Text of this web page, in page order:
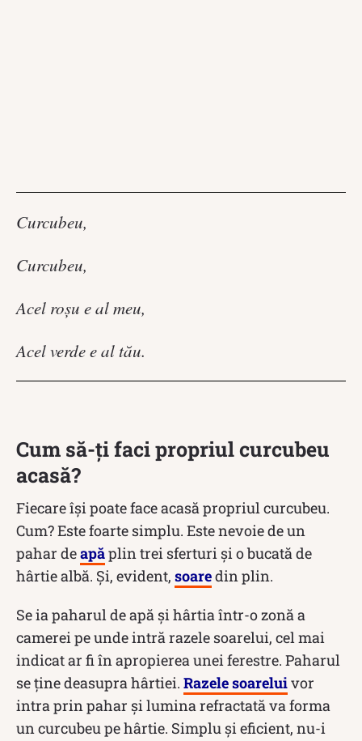
Curcubeu,
Curcubeu,
Acel roşu e al meu,
Acel verde e al tău.
Cum să-ți faci propriul curcubeu
acasă?
Fiecare își poate face acasă propriul curcubeu.
Cum? Este foarte simplu. Este nevoie de un
pahar deapăplin trei sferturi și o bucată de
hârtie albă. Și, evident, soaredin plin.
Se ia paharul de apă şi hârtia într-o zonă a
camerei pe unde intră razele soarelui, cel mai
indicat ar fi în apropierea unei ferestre. Paharul
se ține deasupra hârtiei. Razele soareluivor
intra prin pahar și lumina refractată va forma
un curcubeu pe hârtie. Simplu și eficient, nu-i